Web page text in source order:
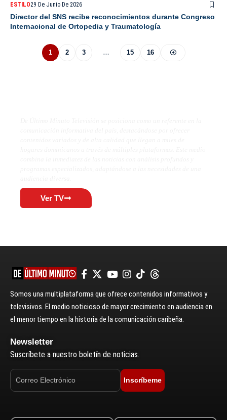
ESTILO29 De Junio De 2026
Director del SNS recibe reconocimientos durante Congreso
Internacional de Ortopedia y Traumatología
1 2 3 … 15 16
Ver TV
Somos una multiplataforma que ofrece contenidos informativos y
televisivos. El medio noticioso de mayor crecimiento en audiencia en
el menor tiempo en la historia de la comunicación caribeña.
Newsletter
Suscríbete a nuestro boletín de noticias.
Inscríbeme